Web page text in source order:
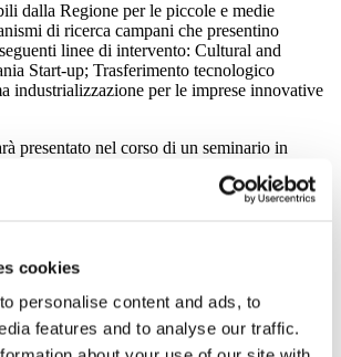
cookies
personalise content and ads, to
features and to analyse our traffic.
dalla Regione per le piccole e medie
di ricerca campani che presentino
linee di intervento: Cultural and
Start-up; Trasferimento tecnologico
industrializzazione per le imprese innovative
presentato nel corso di un seminario in
alle ore 15.30, all’Unione Industriali
L’iniziativa è denominata Bando Sportello
domande, infatti, potranno essere presentate, a